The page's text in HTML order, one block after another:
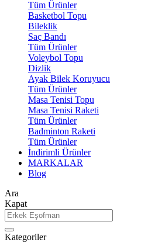
Tüm Ürünler
Basketbol Topu
Bileklik
Saç Bandı
Tüm Ürünler
Voleybol Topu
Dizlik
Ayak Bilek Koruyucu
Tüm Ürünler
Masa Tenisi Topu
Masa Tenisi Raketi
Tüm Ürünler
Badminton Raketi
Tüm Ürünler
İndirimli Ürünler
MARKALAR
Blog
Ara
Kapat
Kategoriler